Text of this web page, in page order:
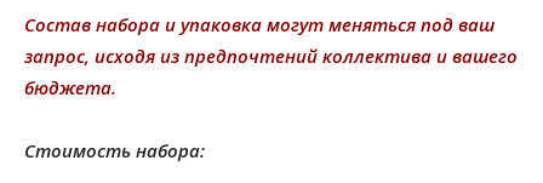
Состав набора и упаковка могут меняться под ваш
запрос, исходя из предпочтений коллектива и вашего
бюджета.
Стоимость набора: